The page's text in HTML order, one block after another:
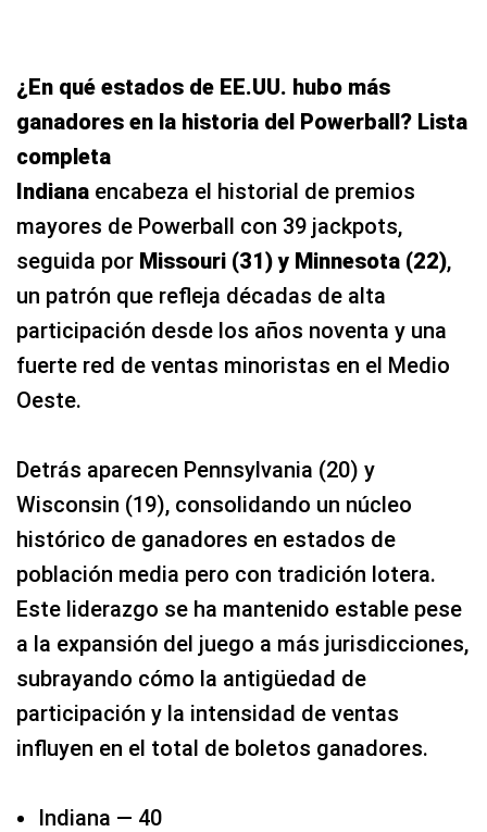
¿En qué estados de EE.UU. hubo más
ganadores en la historia del Powerball? Lista
completa
Indiana encabeza el historial de premios
mayores de Powerball con 39 jackpots,
seguida por Missouri (31) y Minnesota (22),
un patrón que refleja décadas de alta
participación desde los años noventa y una
fuerte red de ventas minoristas en el Medio
Oeste.
Detrás aparecen Pennsylvania (20) y
Wisconsin (19), consolidando un núcleo
histórico de ganadores en estados de
población media pero con tradición lotera.
Este liderazgo se ha mantenido estable pese
a la expansión del juego a más jurisdicciones,
subrayando cómo la antigüedad de
participación y la intensidad de ventas
influyen en el total de boletos ganadores.
Indiana — 40